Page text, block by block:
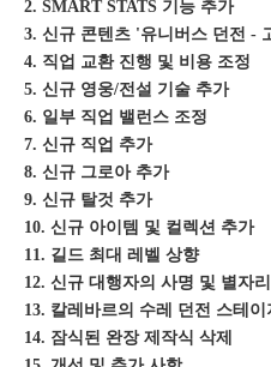
2. SMART STATS 기능 추가
3. 신규 콘텐츠 '유니버스 던전 -
4. 직업 교환 진행 및 비용 조정
5. 신규 영웅/전설 기술 추가
6. 일부 직업 밸런스 조정
7. 신규 직업 추가
8. 신규 그로아 추가
9. 신규 탈것 추가
10. 신규 아이템 및 컬렉션 추가
11. 길드 최대 레벨 상향
12. 신규 대행자의 사명 및 별자
13. 칼레바르의 수레 던전 스테이
14. 잠식된 완장 제작식 삭제